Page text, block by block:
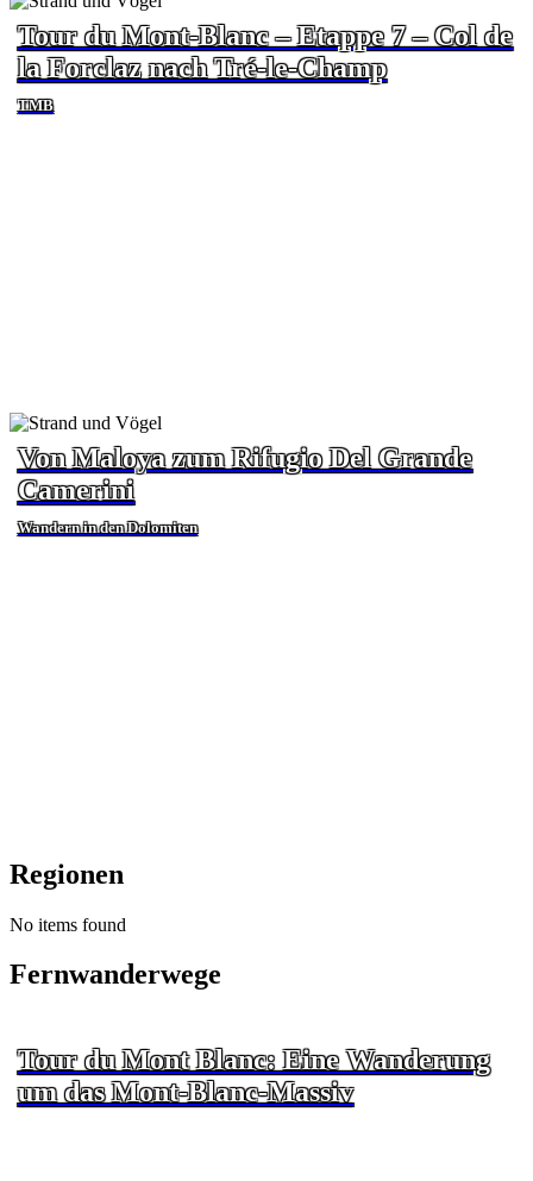
Tour du Mont-Blanc – Etappe 7 – Col de
la Forclaz nach Tré-le-Champ
TMB
Von Maloya zum Rifugio Del Grande
Camerini
Wandern in den Dolomiten
Regionen
No items found
Fernwanderwege
Tour du Mont Blanc: Eine Wanderung
um das Mont-Blanc-Massiv